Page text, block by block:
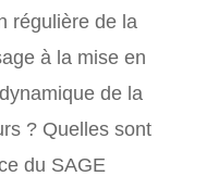
régulière de la
à la mise en
de la
? Quelles sont
du SAGE